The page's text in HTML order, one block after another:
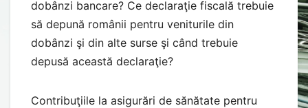
dobânzi bancare? Ce declaraţie fiscală trebuie
să depună românii pentru veniturile din
dobânzi şi din alte surse şi când trebuie
depusă această declaraţie?
Contribuţiile la asigurări de sănătate pentru